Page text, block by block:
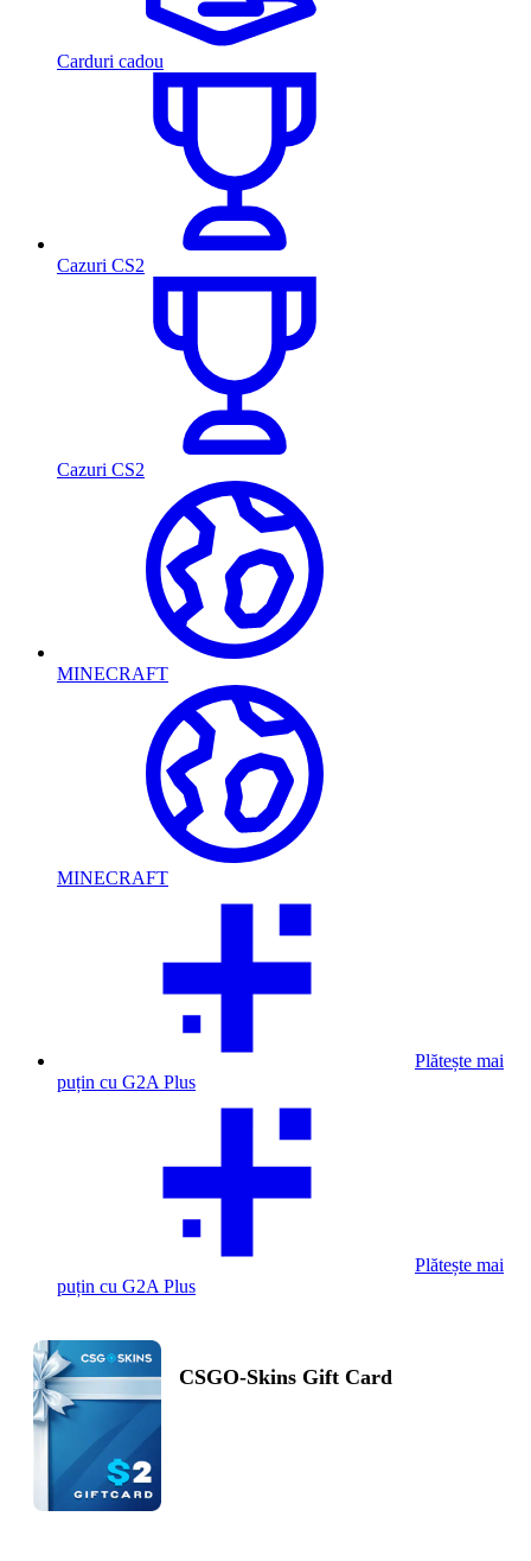
Carduri cadou
Cazuri CS2
Cazuri CS2
MINECRAFT
MINECRAFT
Plătește mai
puțin cu G2A Plus
Plătește mai
puțin cu G2A Plus
CSGO-Skins Gift Card